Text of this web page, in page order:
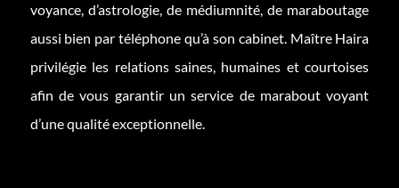
voyance, d’astrologie, de médiumnité, de maraboutage
aussi bien par téléphone qu’à son cabinet. Maître Haira
privilégie les relations saines, humaines et courtoises
afin de vous garantir un service de marabout voyant
d’une qualité exceptionnelle.